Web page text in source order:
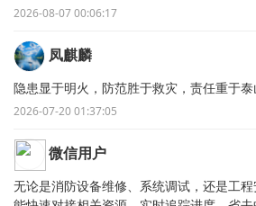
2026-08-07 00:06:17
凤麒麟
隐患显于明火，防范胜于救灾，责任重于泰
2026-07-20 01:37:05
微信用户
无论是消防设备维修、系统调试，还是工